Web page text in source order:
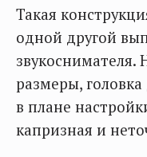
Такая
одной другой
звукоснимателя.
размеры, головка
в плане
капризная и